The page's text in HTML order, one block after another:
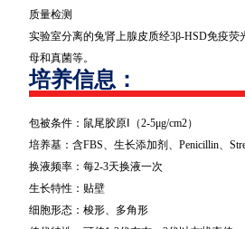
质量检测
实验室分离的兔肾上腺皮质经3β-HSD免疫荧
母和真菌等。
培养信息：
包被条件：鼠尾胶原Ⅰ（2-5μg/cm2）
培养基：含FBS、生长添加剂、 Penicillin、
换液频率：每2-3天换液一次
生长特性：贴壁
细胞形态：梭形、多角形